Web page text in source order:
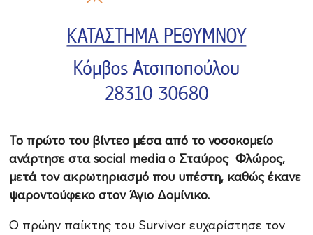
Το πρώτο του βίντεο μέσα από το νοσοκομείο
ανάρτησε στα social media ο Σταύρος Φλώρος,
μετά τον ακρωτηριασμό που υπέστη, καθώς έκανε
ψαροντούφεκο στον Άγιο Δομίνικο.
Ο πρώην παίκτης του Survivor ευχαρίστησε τον